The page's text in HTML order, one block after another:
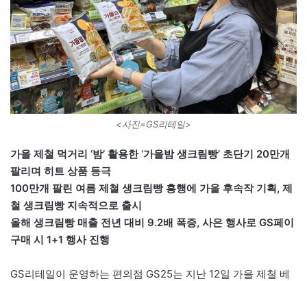
<사진=GS리테일>
가을 제철 먹거리 ‘밤’ 활용한 ‘가을밤 생크림빵’ 초단기 20만개
팔리며 히트 상품 등극
100만개 팔린 여름 제철 생크림빵 흥행에 가을 후속작 기획, 제
철 생크림빵 지속적으로 출시
올해 생크림빵 매출 전년 대비 9.2배 폭증, 사은 행사로 GS페이
구매 시 1+1 행사 진행
GS리테일이 운영하는 편의점 GS25는 지난 12일 가을 제철 베